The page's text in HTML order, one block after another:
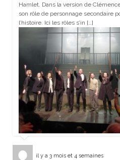
Hamlet. Dans la version de
son rôle de personnage secondaire
l’histoire. Ici les rôles s’in […]
il y a 3 mois et 4 semaines